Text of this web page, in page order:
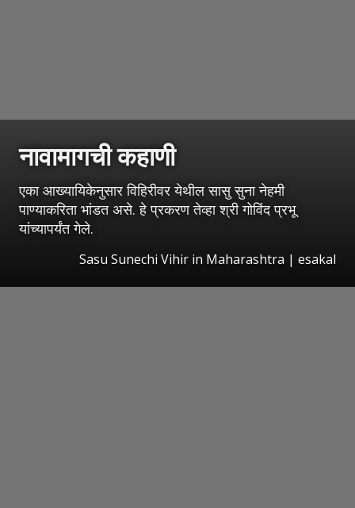
नावामागची कहाणी
एका आख्यायिकेनुसार विहिरीवर येथील सासु सुना नेहमी
पाण्याकरिता भांडत असे. हे प्रकरण तेव्हा श्री गोविंद प्रभू
यांच्यापर्यंत गेले.
Sasu Sunechi Vihir in Maharashtra | esakal